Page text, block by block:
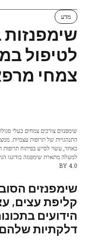
מדע
לטיפול
צמחי
שימפנזים צורכים צמחים בעלי
התנהגויות של תרופות עצמיות.
כאחד, עשוי לסייע בפיתוח תרופות
למעלה מתארת ​​שימפנזה בודונגו
BY 4.0
שימפנזים
קליפת עצים,
הידועים
דלקתיות